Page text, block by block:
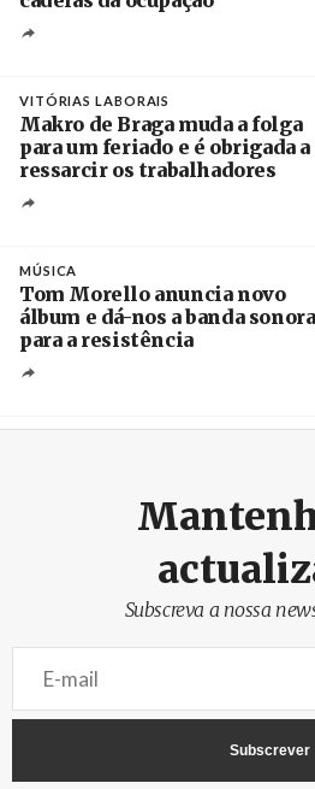
VITÓRIAS LABORAIS
Makro de Braga muda a folga
para um feriado e é obrigada a
ressarcir os trabalhadores
MÚSICA
Tom Morello anuncia novo
álbum e dá-nos a banda sonora
para a resistência
Subscreva a nossa